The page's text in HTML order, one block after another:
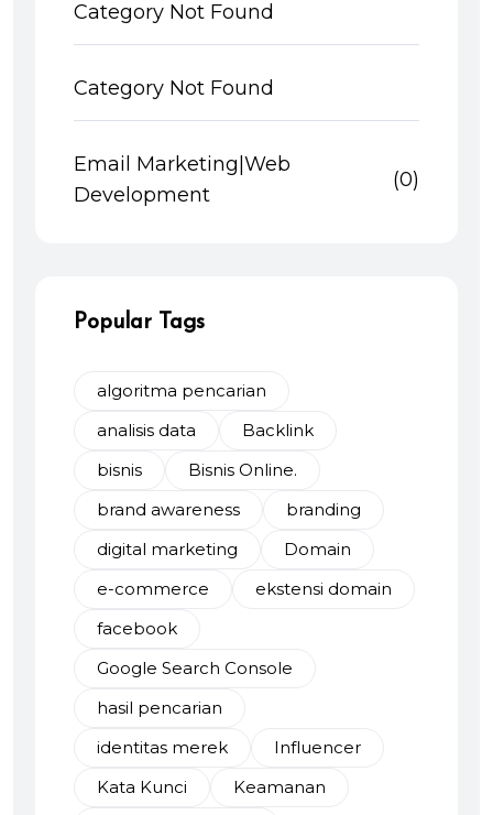
Category Not Found
Category Not Found
Email Marketing|Web
Development
(0)
Popular Tags
algoritma pencarian
analisis data
Backlink
bisnis
Bisnis Online.
brand awareness
branding
digital marketing
Domain
e-commerce
ekstensi domain
facebook
Google Search Console
hasil pencarian
identitas merek
Influencer
Kata Kunci
Keamanan